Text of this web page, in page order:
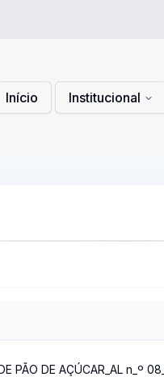
Início Institucional
PÃO DE AÇÚCAR_AL n_º